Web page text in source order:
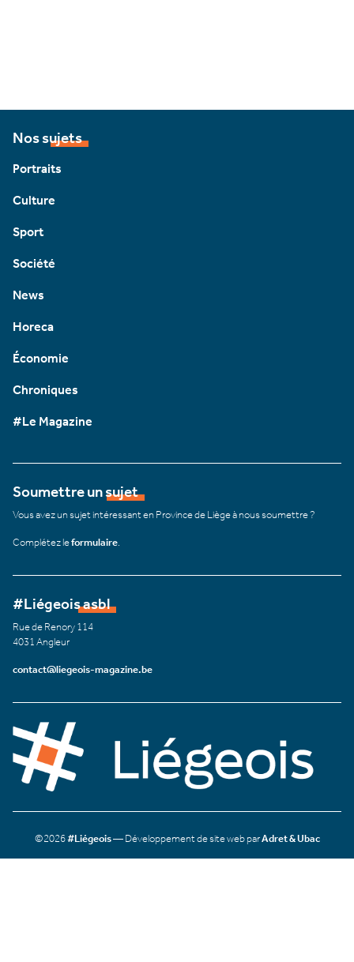
Nos sujets
Portraits
Culture
Sport
Société
News
Horeca
Économie
Chroniques
#Le Magazine
Soumettre un sujet
Vous avez un sujet intéressant en Province de Liège à nous soumettre ?
Complétez leformulaire
#Liégeois asbl
Rue de Renory 114
4031 Angleur
contact@liegeois-magazine.be
©2026#Liégeois— Développement de site web parAdret & Ubac